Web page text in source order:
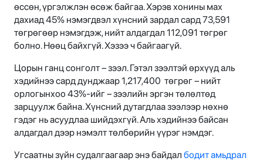
өссөн, үргэлжлэн өсөж байгаа. Хэрэв хонины мах
дахиад 45% нэмэгдвэл хүнсний зардал сард 73,591
төгрөгөөр нэмэгдэж, нийт алдагдал 112,091 төгрөг
болно. Нөөц байхгүй. Хэзээ ч байгаагүй.
Цорын ганц сонголт – зээл. Гэтэл зээлтэй өрхүүд аль
хэдийнээ сард дунджаар 1,217,400 төгрөг – нийт
орлогынхоо 43%-ийг – зээлийн эргэн төлөлтөд
зарцуулж байна. Хүнсний дутагдлаа зээлээр нөхнө
гэдэг нь асуудлаа шийдэхгүй. Аль хэдийнээ байсан
алдагдал дээр нэмэлт төлбөрийн үүрэг нэмдэг.
Угсаатны зүйн судалгаагаар энэ байдал бодит амьдрал